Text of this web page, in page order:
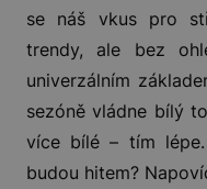
se náš vkus pro
trendy, ale bez
univerzálním
sezóně vládne bílý
více bílé – tím
budou hitem?